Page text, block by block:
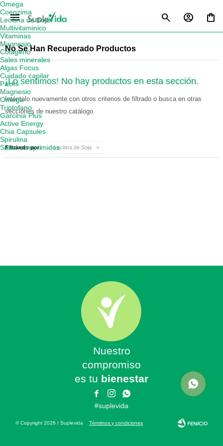
menu
No Se Han Recuperado Productos
¡Lo sentimos! No hay productos en esta sección.
Inténtalo nuevamente con otros criterios de filtrado o busca en otras
secciones de nuestro catálogo.
Filtrando por: Lecitina de Soja
Omega
Coenzima
Lecitina de Soja
Multivitaminico
Vitaminas
Magnesio
Colágeno
Sales minerales
Algas Focus
Cuidado capilar
Packs
Magnesio
Omega
Triptofano
Garcinia Plus
Active Energy
Chia Capsules
Spirulina
Satial comprimidos
Nuestro
compromiso
es tu bienestar
 

#suplevida
© Copyright 2026 / SuplevidaTérminos y condiciones